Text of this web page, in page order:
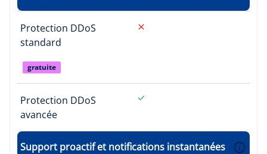
Protection DDoS
standard
gratuite
Protection DDoS
avancée
Support proactif et notifications instantanées